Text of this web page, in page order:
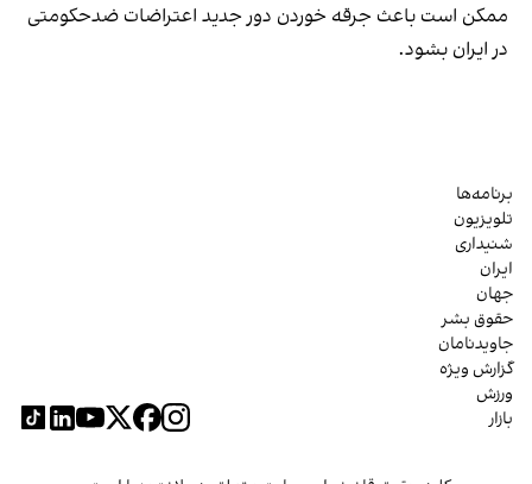
ممکن است باعث جرقه خوردن دور جدید اعتراضات ضدحکومتی
در ایران بشود.
برنامه‌ها
تلویزیون
شنیداری
ایران
جهان
حقوق بشر
جاویدنامان
گزارش ویژه
ورزش
بازار